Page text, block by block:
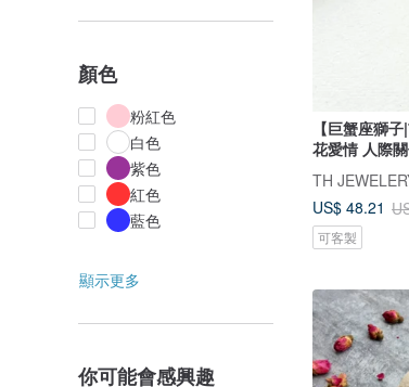
顏色
粉紅色
白色
紫色
紅色
藍色
顯示更多
你可能會感興趣
【巨蟹座獅
花愛情 人際
TH
US$ 48.21
可客製